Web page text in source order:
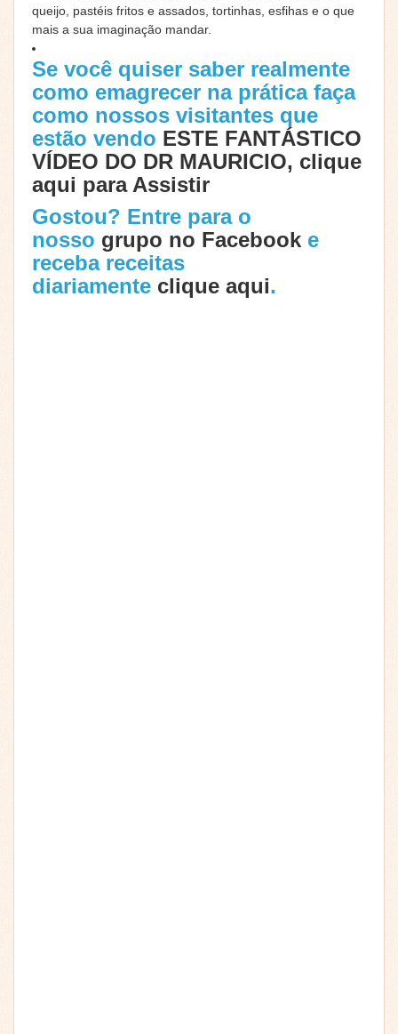
queijo, pastéis fritos e assados, tortinhas, esfihas e o que
mais a sua imaginação mandar.
Se você quiser saber realmente
como emagrecer na prática faça
como nossos visitantes que
estão vendo ESTE FANTÁSTICO
VÍDEO DO DR MAURICIO, clique
aqui para Assistir
Gostou? Entre para o
nosso grupo no Facebook e
receba receitas
diariamente clique aqui.